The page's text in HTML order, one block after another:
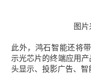
图
此外，鸿石智能还将
示光芯片的终端应用
头显示、投影广告、智